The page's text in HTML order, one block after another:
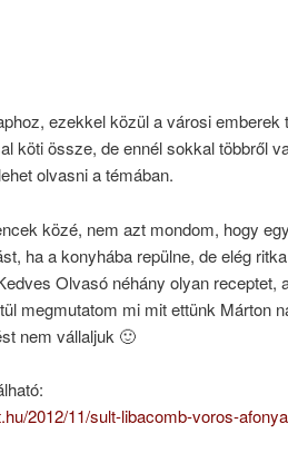
ezekkel közül a városi emberek
köti össze, de ennél sokkal többről
olvasni a témában.
közé, nem azt mondom, hogy
ha a konyhába repülne, de elég
Olvasó néhány olyan receptet,
megmutatom mi mit ettünk Márton
nem vállaljuk 🙂
2012/11/sult-libacomb-voros-